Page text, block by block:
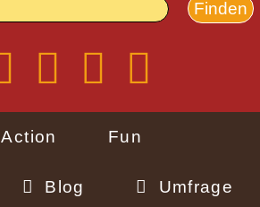
Action Fun
Blog Umfrage